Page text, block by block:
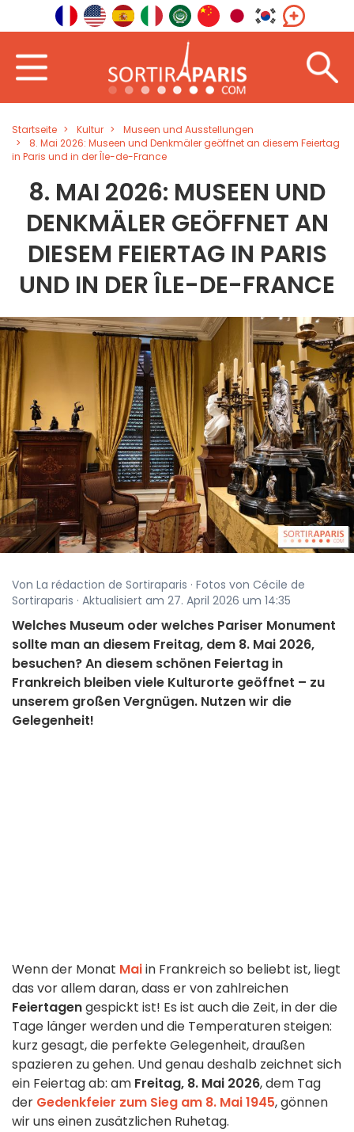
Startseite Kultur
Museen und Ausstellungen
8. Mai 2026: Museen und Denkmäler geöffnet an diesem Feiertag
in Paris und in der Île-de-France
8. MAI 2026: MUSEEN UND
DENKMÄLER GEÖFFNET AN
DIESEM FEIERTAG IN PARIS
UND IN DER ÎLE-DE-FRANCE
Von La rédaction de Sortiraparis · Fotos von Cécile de
Sortiraparis · Aktualisiert am 27. April 2026 um 14:35
Welches Museum oder welches Pariser Monument
sollte man an diesem Freitag, dem 8. Mai 2026,
besuchen? An diesem schönen Feiertag in
Frankreich bleiben viele Kulturorte geöffnet – zu
unserem großen Vergnügen. Nutzen wir die
Gelegenheit!
Wenn der Monat Maiin Frankreich so beliebt ist, liegt
das vor allem daran, dass er von zahlreichen
Feiertagengespickt ist! Es ist auch die Zeit, in der die
Tage länger werden und die Temperaturen steigen:
kurz gesagt, die perfekte Gelegenheit, draußen
spazieren zu gehen. Und genau deshalb zeichnet sich
ein Feiertag ab: am Freitag, 8. Mai 2026, dem Tag
der Gedenkfeier zum Sieg am 8. Mai 1945, gönnen
wir uns einen zusätzlichen Ruhetag.